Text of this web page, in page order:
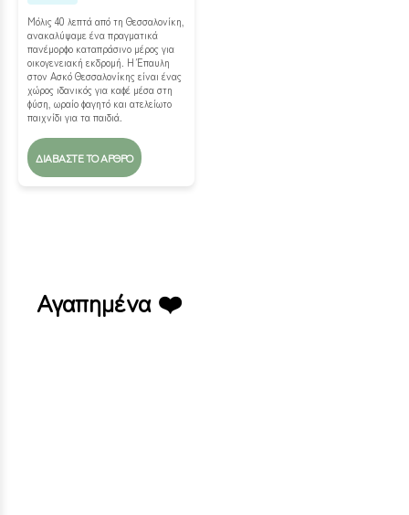
Μόλις 40 λεπτά από τη Θεσσαλονίκη,
ανακαλύψαμε ένα πραγματικά
πανέμορφο καταπράσινο μέρος για
οικογενειακή εκδρομή. Η Έπαυλη
στον Ασκό Θεσσαλονίκης είναι ένας
χώρος ιδανικός για καφέ μέσα στη
φύση, ωραίο φαγητό και ατελείωτο
παιχνίδι για τα παιδιά.
ΔΙΑΒΆΣΤΕ ΤΟ ΆΡΘΡΟ
Αγαπημένα ❤️